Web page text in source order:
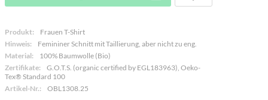
Produkt:
Frauen T-Shirt
Hinweis:
Femininer Schnitt mit Taillierung, aber nicht zu eng.
Material:
100% Baumwolle (Bio)
Zertifikate:
G.O.T.S. (organic certified by EGL183963), Oeko-
Tex® Standard 100
Artikel-Nr.:
OBL1308.25